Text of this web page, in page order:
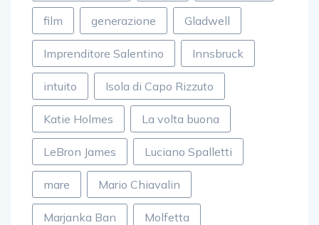
film generazione Gladwell
Imprenditore Salentino Innsbruck
intuito Isola di Capo Rizzuto
Katie Holmes La volta buona
LeBron James Luciano Spalletti
mare Mario Chiavalin
Marjanka Ban Molfetta